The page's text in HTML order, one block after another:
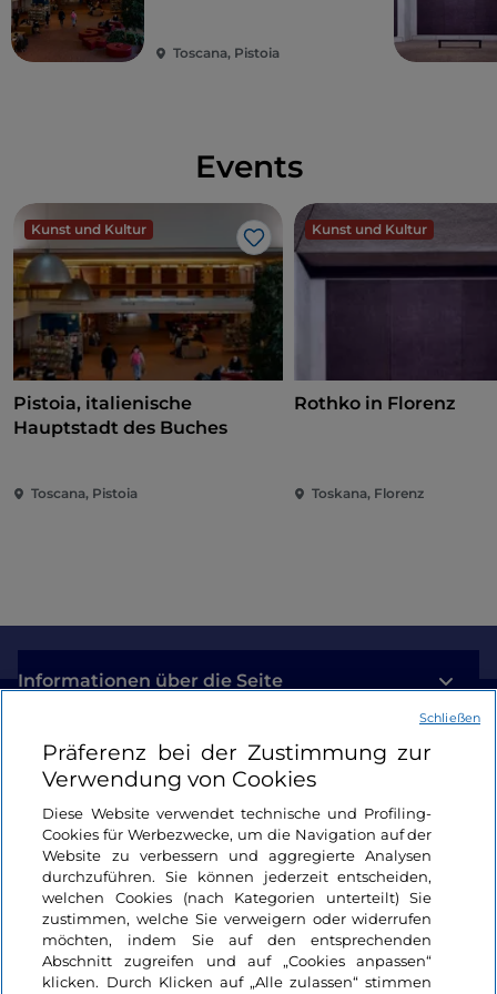
24. April – Omaggio ai Tre Tenori
Mai
15. Mai – Omaggio ai Tre Tenori
Gala
29. Mai – Puccini in Love
Juni
5. Juni – Omaggio ai Tre Tenori
12. Juni – A Night at the Opera
19. Juni – Omaggio ai Tre Tenori
26. Juni – The Best of Opera & More
28. August – Omaggio ai Tre Tenori
18. September – Omaggio ai Tre Tenori
25. September – Fiori dalle Steppe –Italia-
Ottobre
2. Oktober – A Night at the Opera
9. Oktober – Le Regine della Notte in concerto
16. Oktober – Omaggio ai Tre Tenori
23. Oktober – Große Abschlussgala
Toscana, Pistoia
Events
Kunst und Kultur
Like
Pistoia, italienische
Hauptstadt des Buches
Toscana, Pistoia
Kunst und Kultur
Rothko in Florenz
Toskana, Florenz
Informationen über die Seite
Nützliche Links
Login
Bleiben wir in Kontakt
Präferenz bei der Zustimmung zur
Verwendung von Cookies
Diese Website verwendet technische und Profiling-
Cookies für Werbezwecke, um die Navigation auf der
Website zu verbessern und aggregierte Analysen
durchzuführen. Sie können jederzeit entscheiden,
welchen Cookies (nach Kategorien unterteilt) Sie
zustimmen, welche Sie verweigern oder widerrufen
möchten, indem Sie auf den entsprechenden
Abschnitt zugreifen und auf „Cookies anpassen“
klicken. Durch Klicken auf „Alle zulassen“ stimmen
Schließen